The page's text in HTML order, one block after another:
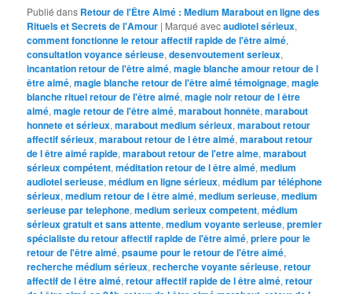
Publié dans Retour de l'Être Aimé : Medium Marabout en ligne des
Rituels et Secrets de l'Amour | Marqué avecaudiotel sérieux,
comment fonctionne le retour affectif rapide de l'être aimé,
consultation voyance sérieuse,desenvoutement serieux,
incantation retour de l'être aimé,magie blanche amour retour de l
être aimé,magie blanche retour de l'être aimé témoignage,magie
blanche rituel retour de l'être aimé,magie noir retour de l être
aimé,magie retour de l'être aimé,marabout honnête,marabout
honnete et sérieux,marabout medium sérieux,marabout retour
affectif sérieux,marabout retour de l être aimé,marabout retour
de l être aimé rapide,marabout retour de l'etre aime,marabout
sérieux compétent,méditation retour de l être aimé,medium
audiotel serieuse,médium en ligne sérieux,médium par téléphone
sérieux,medium retour de l être aimé,medium serieuse,medium
serieuse par telephone,medium serieux competent,médium
sérieux gratuit et sans attente,medium voyante serieuse,premier
spécialiste du retour affectif rapide de l'être aimé,priere pour le
retour de l'être aimé,psaume pour le retour de l'être aimé,
recherche médium sérieux,recherche voyante sérieuse,retour
affectif de l être aimé,retour affectif rapide de l être aimé,retour